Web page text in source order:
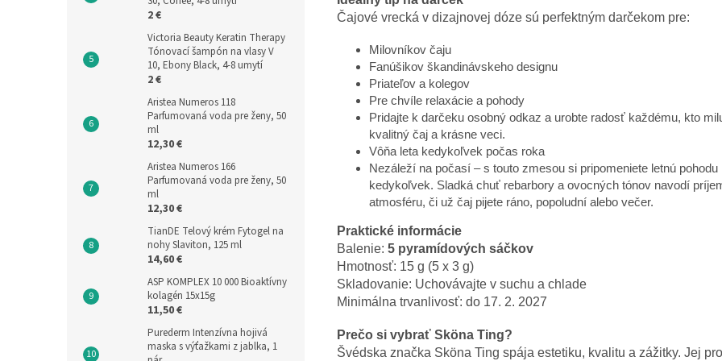
2 €
Victoria Beauty Keratin Therapy
Tónovací šampón na vlasy V
10, Ebony Black, 4-8 umytí
2 €
Aristea Numeros 118
Parfumovaná voda pre ženy, 50
ml
12,30 €
Aristea Numeros 166
Parfumovaná voda pre ženy, 50
ml
12,30 €
TianDE Telový krém Fytogel na
nohy Slaviton, 125 ml
14,60 €
ASP KOMPLEX 10 000 Bioaktívny
kolagén 15x15g
11,50 €
Purederm Intenzívna hojivá
maska s výťažkami z jablka, 1
Čajové vrecká v dizajnovej dóze sú perfektným darčekom pre:
Milovníkov čaju
Fanúšikov škandinávskeho designu
Priateľov a kolegov
Pre chvíle relaxácie a pohody
Pridajte k darčeku osobný odkaz a urobte radosť každému, kto
kvalitný čaj a krásne veci.
Vôňa leta kedykoľvek počas roka
Nezáleží na počasí – s touto zmesou si pripomeniete letnú pohodu
kedykoľvek. Sladká chuť rebarbory ​​a ovocných tónov navodí
atmosféru, či už čaj pijete ráno, popoludní alebo večer.
Praktické informácie
Balenie: 5 pyramídových sáčkov
Hmotnosť: 15 g (5 x 3 g)
Skladovanie: Uchovávajte v suchu a chlade
Minimálna trvanlivosť: do 17. 2. 2027
Prečo si vybrať Sköna Ting?
Švédska značka Sköna Ting spája estetiku, kvalitu a zážitky. Jej